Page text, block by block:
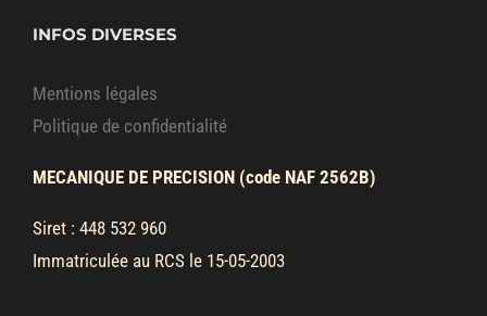
INFOS DIVERSES
Mentions légales
Politique de confidentialité
MECANIQUE DE PRECISION (code NAF 2562B)
Siret : 448 532 960
Immatriculée au RCS le 15-05-2003